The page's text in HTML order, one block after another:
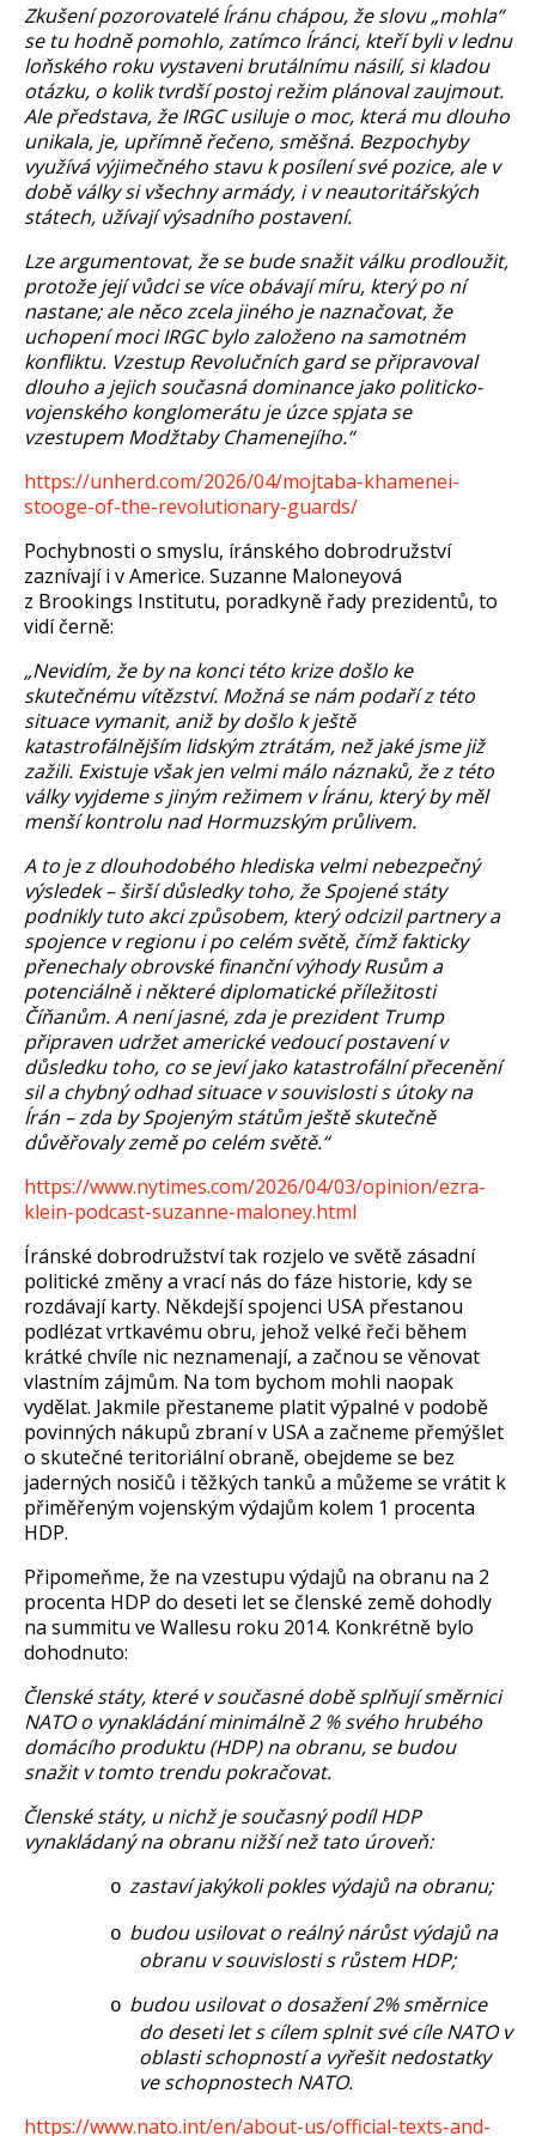
Zkušení pozorovatelé Íránu chápou, že slovu „mohla“
se tu hodně pomohlo, zatímco Íránci, kteří byli v lednu
loňského roku vystaveni brutálnímu násilí, si kladou
otázku, o kolik tvrdší postoj režim plánoval zaujmout.
Ale představa, že IRGC usiluje o moc, která mu dlouho
unikala, je, upřímně řečeno, směšná. Bezpochyby
využívá výjimečného stavu k posílení své pozice, ale v
době války si všechny armády, i v neautoritářských
státech, užívají výsadního postavení.
Lze argumentovat, že se bude snažit válku prodloužit,
protože její vůdci se více obávají míru, který po ní
nastane; ale něco zcela jiného je naznačovat, že
uchopení moci IRGC bylo založeno na samotném
konfliktu. Vzestup Revolučních gard se připravoval
dlouho a jejich současná dominance jako politicko-
vojenského konglomerátu je úzce spjata se
vzestupem Modžtaby Chamenejího.“
https://unherd.com/2026/04/mojtaba-khamenei-
stooge-of-the-revolutionary-guards/
Pochybnosti o smyslu, íránského dobrodružství
zaznívají i v Americe. Suzanne Maloneyová
z Brookings Institutu, poradkyně řady prezidentů, to
vidí černě:
„Nevidím, že by na konci této krize došlo ke
skutečnému vítězství. Možná se nám podaří z této
situace vymanit, aniž by došlo k ještě
katastrofálnějším lidským ztrátám, než jaké jsme již
zažili. Existuje však jen velmi málo náznaků, že z této
války vyjdeme s jiným režimem v Íránu, který by měl
menší kontrolu nad Hormuzským průlivem.
A to je z dlouhodobého hlediska velmi nebezpečný
výsledek – širší důsledky toho, že Spojené státy
podnikly tuto akci způsobem, který odcizil partnery a
spojence v regionu i po celém světě, čímž fakticky
přenechaly obrovské finanční výhody Rusům a
potenciálně i některé diplomatické příležitosti
Číňanům. A není jasné, zda je prezident Trump
připraven udržet americké vedoucí postavení v
důsledku toho, co se jeví jako katastrofální přecenění
sil a chybný odhad situace v souvislosti s útoky na
Írán – zda by Spojeným státům ještě skutečně
důvěřovaly země po celém světě.“
https://www.nytimes.com/2026/04/03/opinion/ezra-
klein-podcast-suzanne-maloney.html
Íránské dobrodružství tak rozjelo ve světě zásadní
politické změny a vrací nás do fáze historie, kdy se
rozdávají karty. Někdejší spojenci USA přestanou
podlézat vrtkavému obru, jehož velké řeči během
krátké chvíle nic neznamenají, a začnou se věnovat
vlastním zájmům. Na tom bychom mohli naopak
vydělat. Jakmile přestaneme platit výpalné v podobě
povinných nákupů zbraní v USA a začneme přemýšlet
o skutečné teritoriální obraně, obejdeme se bez
jaderných nosičů i těžkých tanků a můžeme se vrátit k
přiměřeným vojenským výdajům kolem 1 procenta
HDP.
Připomeňme, že na vzestupu výdajů na obranu na 2
procenta HDP do deseti let se členské země dohodly
na summitu ve Wallesu roku 2014. Konkrétně bylo
dohodnuto:
Členské státy, které v současné době splňují směrnici
NATO o vynakládání minimálně 2 % svého hrubého
domácího produktu (HDP) na obranu, se budou
snažit v tomto trendu pokračovat.
Členské státy, u nichž je současný podíl HDP
vynakládaný na obranu nižší než tato úroveň:
o zastaví jakýkoli pokles výdajů na obranu;
o budou usilovat o reálný nárůst výdajů na
obranu v souvislosti s růstem HDP;
o budou usilovat o dosažení 2% směrnice
do deseti let s cílem splnit své cíle NATO v
oblasti schopností a vyřešit nedostatky
ve schopnostech NATO.
https://www.nato.int/en/about-us/official-texts-and-